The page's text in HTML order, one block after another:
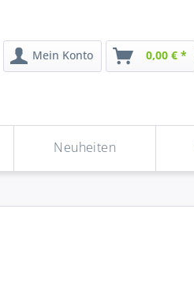
Mein Konto 0,00 € *
Neuheiten